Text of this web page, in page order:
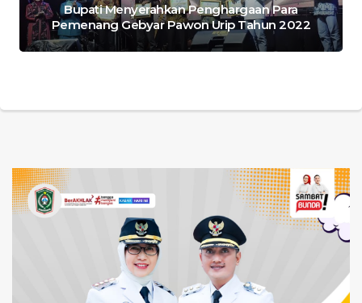
Bupati Menyerahkan Penghargaan Para
Pemenang Gebyar Pawon Urip Tahun 2022